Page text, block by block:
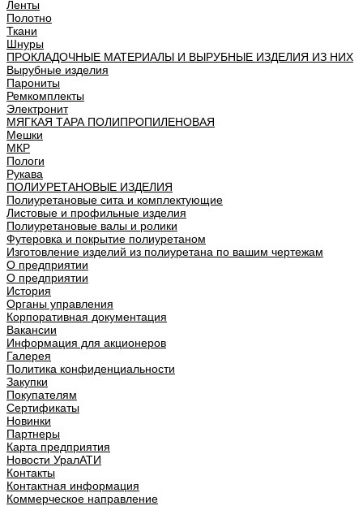
Ленты
Полотно
Ткани
Шнуры
ПРОКЛАДОЧНЫЕ МАТЕРИАЛЫ И ВЫРУБНЫЕ ИЗДЕЛИЯ ИЗ НИХ
Вырубные изделия
Парониты
Ремкомплекты
Электронит
МЯГКАЯ ТАРА ПОЛИПРОПИЛЕНОВАЯ
Мешки
МКР
Пологи
Рукава
ПОЛИУРЕТАНОВЫЕ ИЗДЕЛИЯ
Полиуретановые сита и комплектующие
Листовые и профильные изделия
Полиуретановые валы и ролики
Футеровка и покрытие полиуретаном
Изготовление изделий из полиуретана по вашим чертежам
О предприятии
О предприятии
История
Органы управления
Корпоративная документация
Вакансии
Информация для акционеров
Галерея
Политика конфиденциальности
Закупки
Покупателям
Сертификаты
Новинки
Партнеры
Карта предприятия
Новости УралАТИ
Контакты
Контактная информация
Коммерческое направление